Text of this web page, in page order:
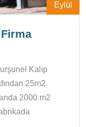
Eylül
Kalıp
25m2
2000 m2